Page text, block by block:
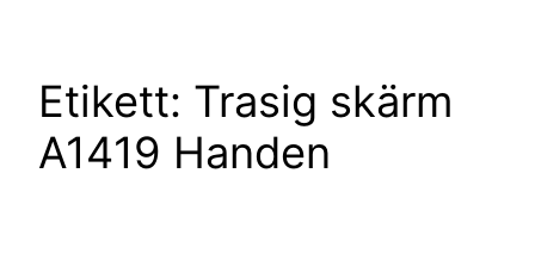
Etikett: Trasig skärm
A1419 Handen